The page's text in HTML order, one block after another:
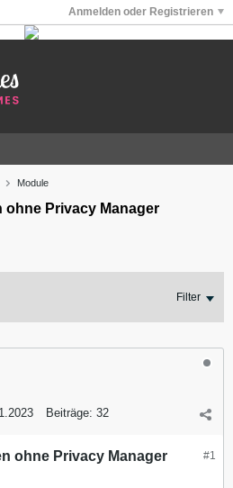
Anmelden oder Registrieren
Module
ohne Privacy Manager
Filter
Beiträge: 32
#1
ohne Privacy Manager